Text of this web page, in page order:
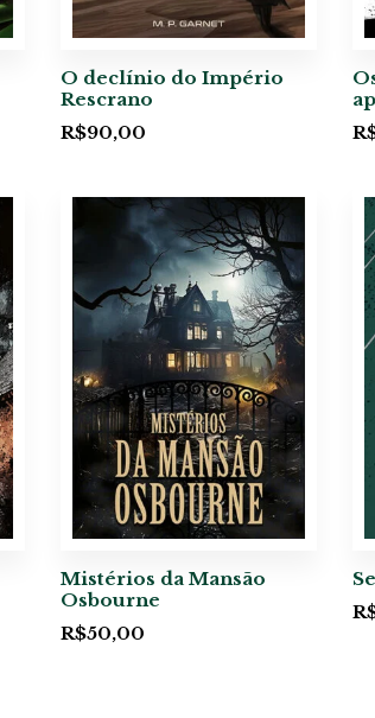
O declínio do Império
Rescrano
R$90,00
Mistérios da Mansão
Osbourne
R$50,00